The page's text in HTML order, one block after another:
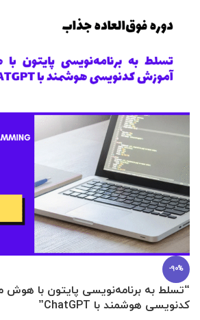
-90%
“تسلط به برنامه‌نویسی پایتون با
کدنویسی هوشمند با ChatGPT”